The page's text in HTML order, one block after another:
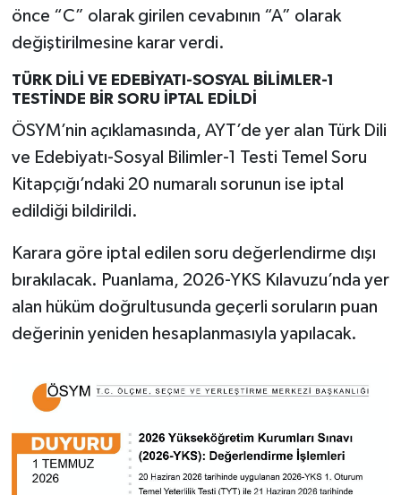
önce “C” olarak girilen cevabının “A” olarak
değiştirilmesine karar verdi.
TÜRK DİLİ VE EDEBİYATI-SOSYAL BİLİMLER-1
TESTİNDE BİR SORU İPTAL EDİLDİ
ÖSYM’nin açıklamasında, AYT’de yer alan Türk Dili
ve Edebiyatı-Sosyal Bilimler-1 Testi Temel Soru
Kitapçığı’ndaki 20 numaralı sorunun ise iptal
edildiği bildirildi.
Karara göre iptal edilen soru değerlendirme dışı
bırakılacak. Puanlama, 2026-YKS Kılavuzu’nda yer
alan hüküm doğrultusunda geçerli soruların puan
değerinin yeniden hesaplanmasıyla yapılacak.